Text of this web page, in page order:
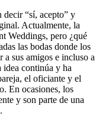
decir “sí, acepto” y
Actualmente, la
Weddings, pero ¿qué
las bodas donde los
a sus amigos e incluso a
idea continúa y ha
el oficiante y el
En ocasiones, los
y son parte de una